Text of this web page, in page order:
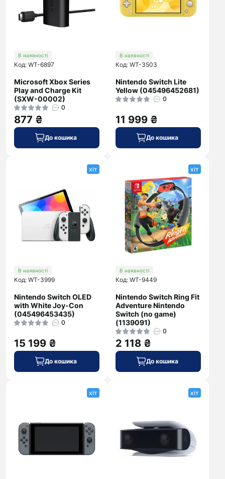
В наявності
Код: WT-6897
Microsoft Xbox Series
Play and Charge Kit
(SXW-00002)
0
877 ₴
До кошика
В наявності
Код: WT-3503
Nintendo Switch Lite
Yellow (045496452681)
0
11 999 ₴
До кошика
хіт
В наявності
Код: WT-3999
Nintendo Switch OLED
with White Joy-Con
(045496453435)
0
15 199 ₴
До кошика
хіт
В наявності
Код: WT-9449
Nintendo Switch Ring Fit
Adventure Nintendo
Switch (no game)
(1139091)
0
2 118 ₴
До кошика
хіт хіт